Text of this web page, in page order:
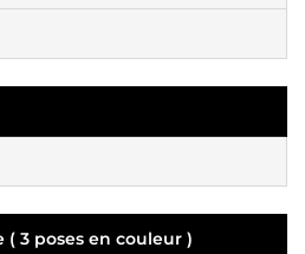
3 poses en couleur )